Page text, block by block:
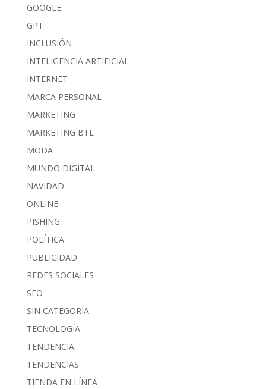
GOOGLE
GPT
INCLUSIÓN
INTELIGENCIA ARTIFICIAL
INTERNET
MARCA PERSONAL
MARKETING
MARKETING BTL
MODA
MUNDO DIGITAL
NAVIDAD
ONLINE
PISHING
POLÍTICA
PUBLICIDAD
REDES SOCIALES
SEO
SIN CATEGORÍA
TECNOLOGÍA
TENDENCIA
TENDENCIAS
TIENDA EN LÍNEA